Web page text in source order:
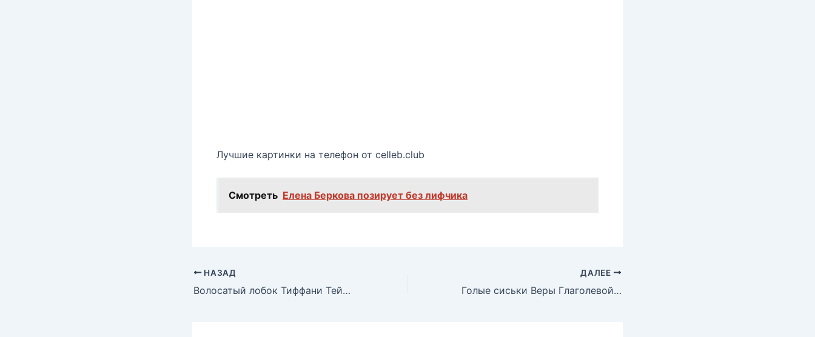
Лучшие картинки на телефон от celleb.club
Смотреть Елена Беркова позирует без лифчика
НАЗАД
Волосатый лобок Тиффани Тейлор в журнале Playboy’s Lingerie, Июль 2000
ДАЛЕЕ
Голые сиськи Веры Глаголевой в фильме «Исполнитель приговора», 1992